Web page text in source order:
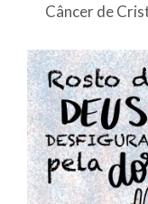
Câncer de